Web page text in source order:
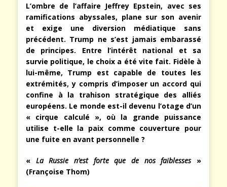
L’ombre de l’affaire Jeffrey Epstein, avec ses
ramifications abyssales, plane sur son avenir
et exige une diversion médiatique sans
précédent. Trump ne s’est jamais embarassé
de principes. Entre l’intérêt national et sa
survie politique, le choix a été vite fait. Fidèle à
lui-même, Trump est capable de toutes les
extrémités, y compris d’imposer un accord qui
confine à la trahison stratégique des alliés
européens. Le monde est-il devenu l’otage d’un
« cirque calculé », où la grande puissance
utilise t-elle la paix comme couverture pour
une fuite en avant personnelle ?
« La Russie n’est forte que de nos faiblesses»
(Françoise Thom)